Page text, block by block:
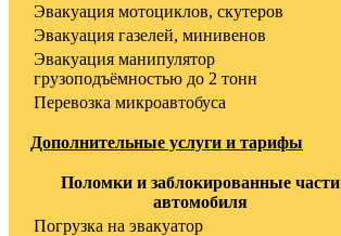
Эвакуация мотоциклов, скутеров
Эвакуация газелей, минивенов
Эвакуация манипулятор
грузоподъёмностью до 2 тонн
Перевозка микроавтобуса
Дополнительные услуги и тарифы
Поломки и заблокированные части
автомобиля
Погрузка на эвакуатор